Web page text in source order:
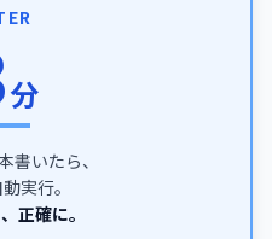
分
書いたら、
実行。
正確に。